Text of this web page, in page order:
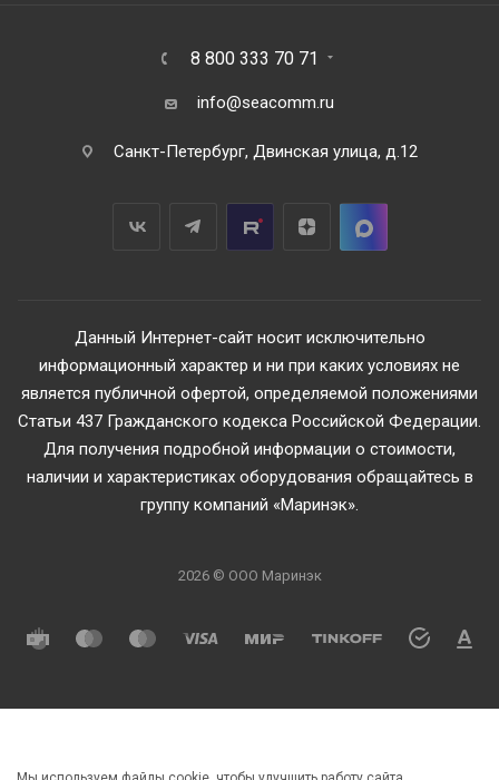
8 800 333 70 71
info@seacomm.ru
Санкт-Петербург, Двинская улица, д.12
Данный Интернет-сайт носит исключительно
информационный характер и ни при каких условиях не
является публичной офертой, определяемой положениями
Статьи 437 Гражданского кодекса Российской Федерации.
Для получения подробной информации о стоимости,
наличии и характеристиках оборудования обращайтесь в
группу компаний «Маринэк».
2026 © ООО Маринэк